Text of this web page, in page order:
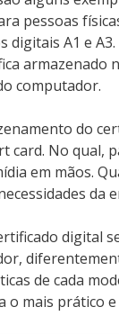
pessoas
digitais A1 e
armazenado
computador.
do
card. No qual,
em mãos.
da
digital
de cada
o mais prático